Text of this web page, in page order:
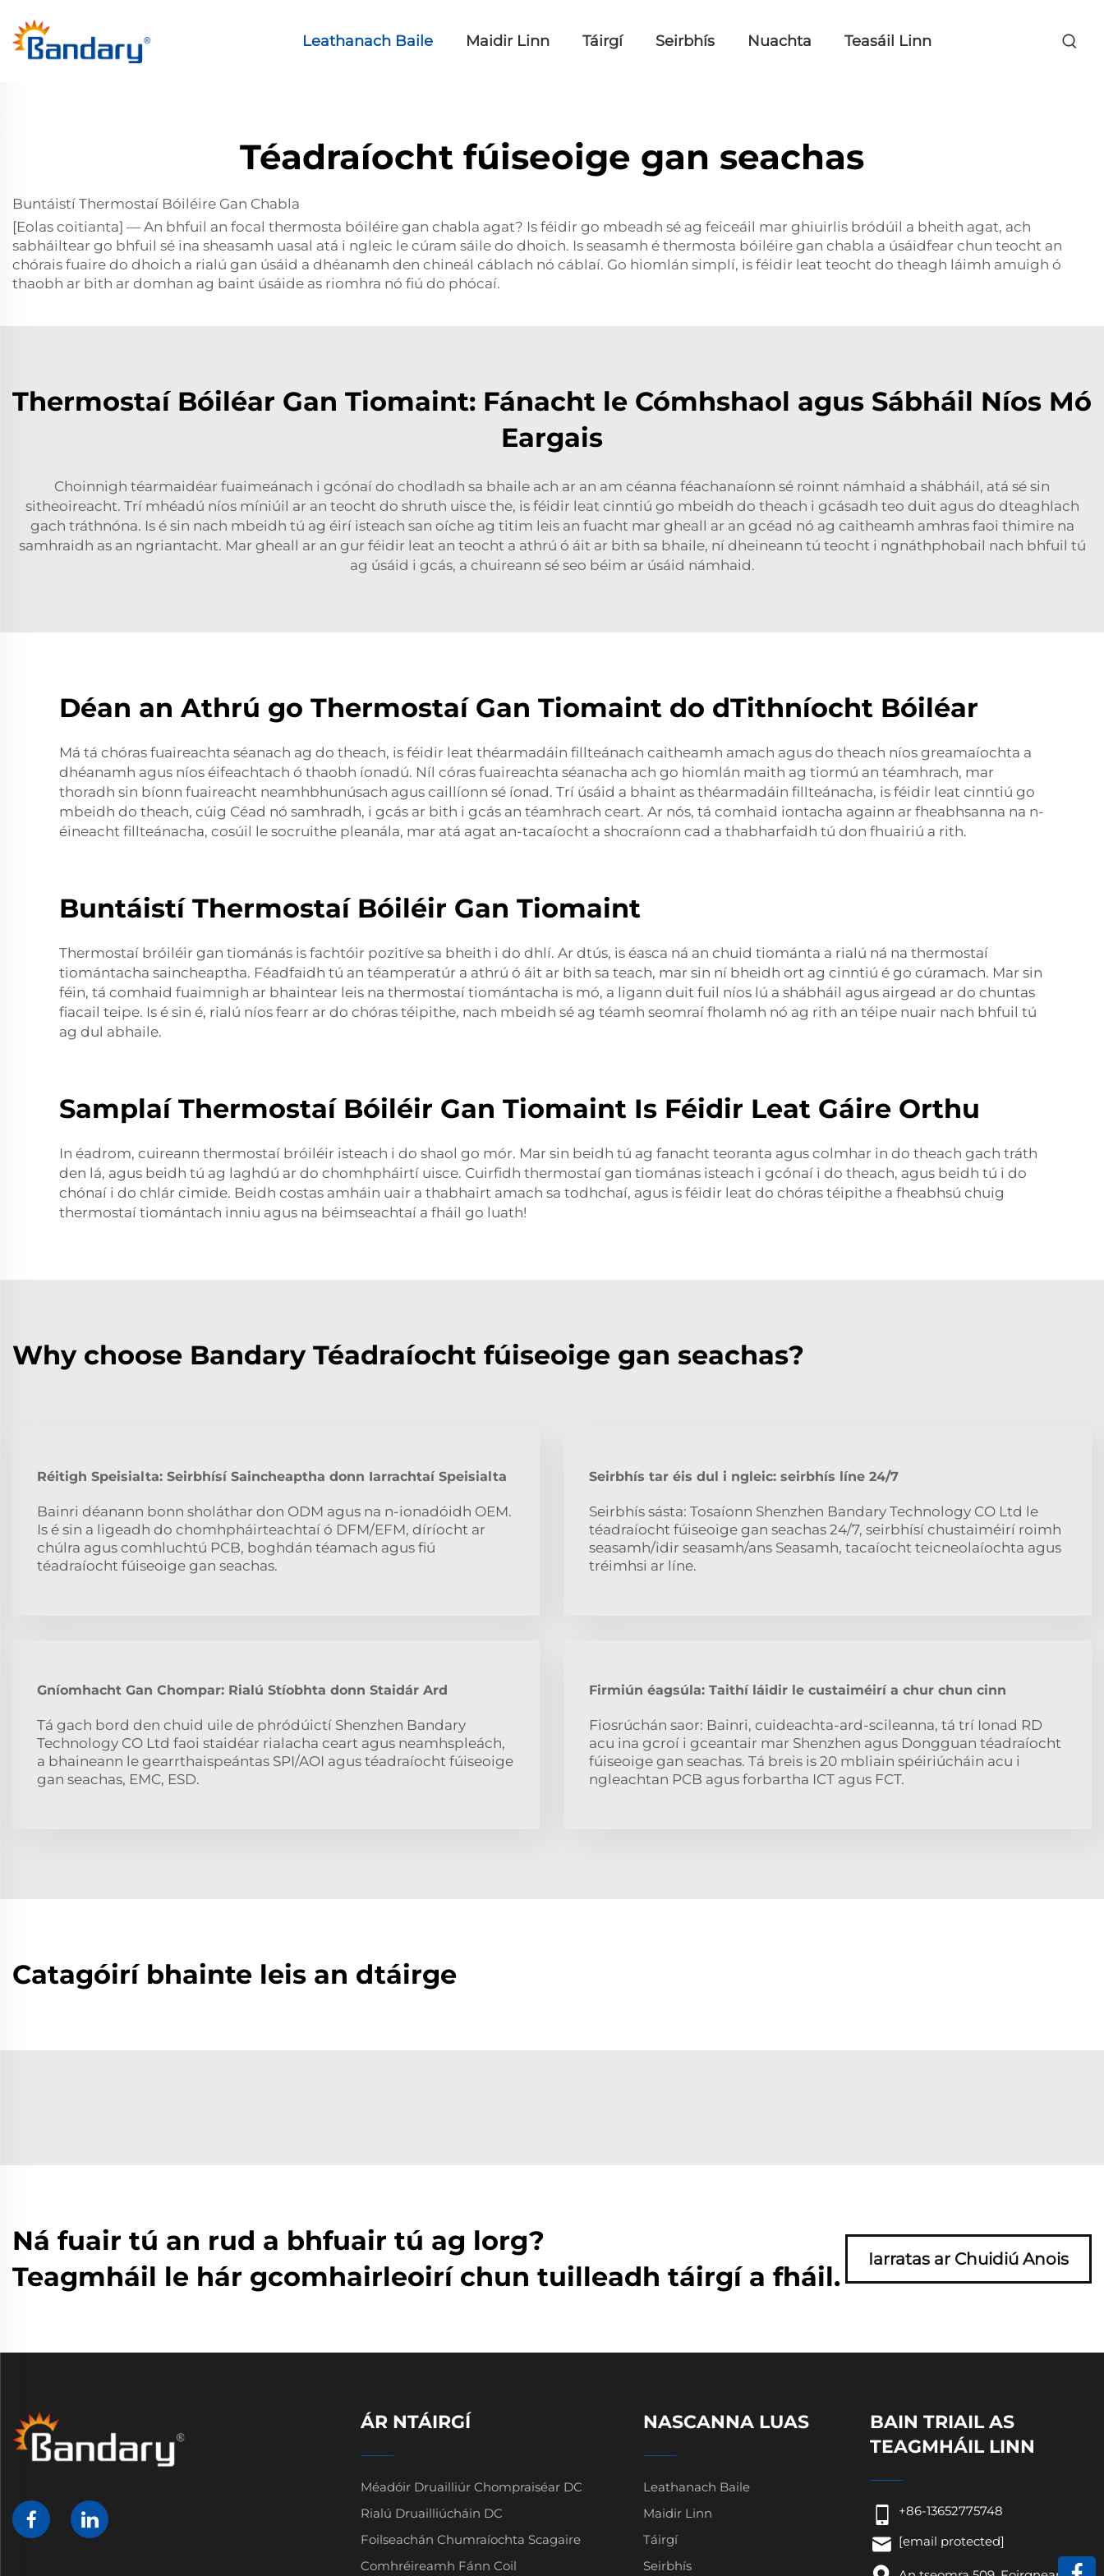
Leathanach Baile Maidir Linn Táirgí Seirbhís Nuachta Teasáil Linn
Téadraíocht fúiseoige gan seachas
Buntáistí Thermostaí Bóiléire Gan Chabla
[Eolas coitianta] — An bhfuil an focal thermosta bóiléire gan chabla agat? Is féidir go mbeadh sé ag feiceáil mar ghiuirlis bródúil a bheith agat, ach
sabháiltear go bhfuil sé ina sheasamh uasal atá i ngleic le cúram sáile do dhoich. Is seasamh é thermosta bóiléire gan chabla a úsáidfear chun teocht an
chórais fuaire do dhoich a rialú gan úsáid a dhéanamh den chineál cáblach nó cáblaí. Go hiomlán simplí, is féidir leat teocht do theagh láimh amuigh ó
thaobh ar bith ar domhan ag baint úsáide as riomhra nó fiú do phócaí.
Thermostaí Bóiléar Gan Tiomaint: Fánacht le Cómhshaol agus Sábháil Níos Mó
Eargais
Choinnigh téarmaidéar fuaimeánach i gcónaí do chodladh sa bhaile ach ar an am céanna féachanaíonn sé roinnt námhaid a shábháil, atá sé sin
sitheoireacht. Trí mhéadú níos míniúil ar an teocht do shruth uisce the, is féidir leat cinntiú go mbeidh do theach i gcásadh teo duit agus do dteaghlach
gach tráthnóna. Is é sin nach mbeidh tú ag éirí isteach san oíche ag titim leis an fuacht mar gheall ar an gcéad nó ag caitheamh amhras faoi thimire na
samhraidh as an ngriantacht. Mar gheall ar an gur féidir leat an teocht a athrú ó áit ar bith sa bhaile, ní dheineann tú teocht i ngnáthphobail nach bhfuil tú
ag úsáid i gcás, a chuireann sé seo béim ar úsáid námhaid.
Déan an Athrú go Thermostaí Gan Tiomaint do dTithníocht Bóiléar
Má tá chóras fuaireachta séanach ag do theach, is féidir leat théarmadáin fillteánach caitheamh amach agus do theach níos greamaíochta a
dhéanamh agus níos éifeachtach ó thaobh íonadú. Níl córas fuaireachta séanacha ach go hiomlán maith ag tiormú an téamhrach, mar
thoradh sin bíonn fuaireacht neamhbhunúsach agus caillíonn sé íonad. Trí úsáid a bhaint as théarmadáin fillteánacha, is féidir leat cinntiú go
mbeidh do theach, cúig Céad nó samhradh, i gcás ar bith i gcás an téamhrach ceart. Ar nós, tá comhaid iontacha againn ar fheabhsanna na n-
éineacht fillteánacha, cosúil le socruithe pleanála, mar atá agat an-tacaíocht a shocraíonn cad a thabharfaidh tú don fhuairiú a rith.
Buntáistí Thermostaí Bóiléir Gan Tiomaint
Thermostaí bróiléir gan tiománás is fachtóir pozitíve sa bheith i do dhlí. Ar dtús, is éasca ná an chuid tiománta a rialú ná na thermostaí
tiomántacha saincheaptha. Féadfaidh tú an téamperatúr a athrú ó áit ar bith sa teach, mar sin ní bheidh ort ag cinntiú é go cúramach. Mar sin
féin, tá comhaid fuaimnigh ar bhaintear leis na thermostaí tiomántacha is mó, a ligann duit fuil níos lú a shábháil agus airgead ar do chuntas
fiacail teipe. Is é sin é, rialú níos fearr ar do chóras téipithe, nach mbeidh sé ag téamh seomraí fholamh nó ag rith an téipe nuair nach bhfuil tú
ag dul abhaile.
Samplaí Thermostaí Bóiléir Gan Tiomaint Is Féidir Leat Gáire Orthu
In éadrom, cuireann thermostaí bróiléir isteach i do shaol go mór. Mar sin beidh tú ag fanacht teoranta agus colmhar in do theach gach tráth
den lá, agus beidh tú ag laghdú ar do chomhpháirtí uisce. Cuirfidh thermostaí gan tiománas isteach i gcónaí i do theach, agus beidh tú i do
chónaí i do chlár cimide. Beidh costas amháin uair a thabhairt amach sa todhchaí, agus is féidir leat do chóras téipithe a fheabhsú chuig
thermostaí tiomántach inniu agus na béimseachtaí a fháil go luath!
Why choose Bandary Téadraíocht fúiseoige gan seachas?
Réitigh Speisialta: Seirbhísí Saincheaptha donn Iarrachtaí Speisialta
Bainri déanann bonn sholáthar don ODM agus na n-ionadóidh OEM.
Is é sin a ligeadh do chomhpháirteachtaí ó DFM/EFM, díríocht ar
chúlra agus comhluchtú PCB, boghdán téamach agus fiú
téadraíocht fúiseoige gan seachas.
Seirbhís tar éis dul i ngleic: seirbhís líne 24/7
Seirbhís sásta: Tosaíonn Shenzhen Bandary Technology CO Ltd le
téadraíocht fúiseoige gan seachas 24/7, seirbhísí chustaiméirí roimh
seasamh/idir seasamh/ans Seasamh, tacaíocht teicneolaíochta agus
tréimhsi ar líne.
Gníomhacht Gan Chompar: Rialú Stíobhta donn Staidár Ard
Tá gach bord den chuid uile de phródúictí Shenzhen Bandary
Technology CO Ltd faoi staidéar rialacha ceart agus neamhspleách,
a bhaineann le gearrthaispeántas SPI/AOI agus téadraíocht fúiseoige
gan seachas, EMC, ESD.
Firmiún éagsúla: Taithí láidir le custaiméirí a chur chun cinn
Fiosrúchán saor: Bainri, cuideachta-ard-scileanna, tá trí Ionad RD
acu ina gcroí i gceantair mar Shenzhen agus Dongguan téadraíocht
fúiseoige gan seachas. Tá breis is 20 mbliain spéiriúcháin acu i
ngleachtan PCB agus forbartha ICT agus FCT.
Catagóirí bhainte leis an dtáirge
Ná fuair tú an rud a bhfuair tú ag lorg?
Teagmháil le hár gcomhairleoirí chun tuilleadh táirgí a fháil.
Iarratas ar Chuidiú Anois
ÁR NTÁIRGÍ
Méadóir Druailliúr Chompraiséar DC
Rialú Druailliúcháin DC
Foilseachán Chumraíochta Scagaire
Comhréireamh Fánn Coil
NASCANNA LUAS
Leathanach Baile
Maidir Linn
Táirgí
Seirbhís
BAIN TRIAIL AS
TEAGMHÁIL LINN
+86-13652775748
[email protected]